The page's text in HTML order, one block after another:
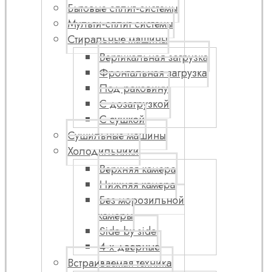
Бытовые сплит-системы
Мульти-сплит системы
Стиральные машины
Вертикальная загрузка
Фронтальная загрузка
Под раковину
С дозагрузкой
С сушкой
Сушильные машины
Холодильники
Верхняя камера
Нижняя камера
Без морозильной
камеры
Side by side
4-х дверные
Встраиваемая техника